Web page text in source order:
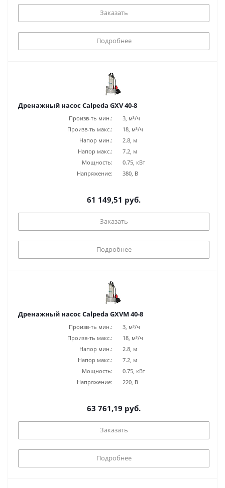
Заказать
Подробнее
Дренажный насос Calpeda GXV 40-8
Произв-ть мин.:
3, м³/ч
Произв-ть макс.:
18, м³/ч
Напор мин.:
2.8, м
Напор макс.:
7.2, м
Мощность:
0.75, кВт
Напряжение:
380, В
61 149,51 руб.
Заказать
Подробнее
Дренажный насос Calpeda GXVM 40-8
Произв-ть мин.:
3, м³/ч
Произв-ть макс.:
18, м³/ч
Напор мин.:
2.8, м
Напор макс.:
7.2, м
Мощность:
0.75, кВт
Напряжение:
220, В
63 761,19 руб.
Заказать
Подробнее